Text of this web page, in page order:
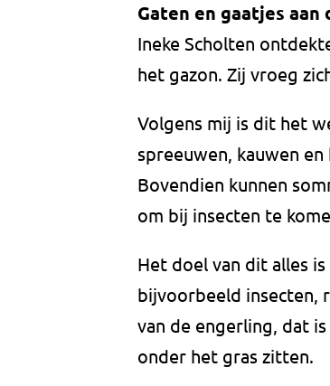
Gaten en gaatjes aan
Ineke Scholten
het gazon. Zij vroeg
Volgens mij is dit het
spreeuwen, kauwen
Bovendien kunnen
om bij insecten te
Het doel van dit alles
bijvoorbeeld insecten,
van de engerling, dat
onder het gras zitten.